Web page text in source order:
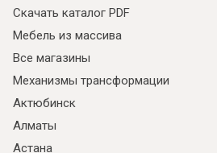
Скачать каталог PDF
Мебель из массива
Все магазины
Механизмы трансформации
Актюбинск
Алматы
Астана